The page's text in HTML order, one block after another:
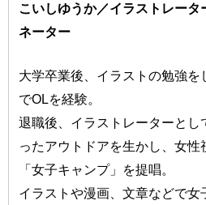
こいしゆうか／イラストレータ
ネーター
大学卒業後、イラストの勉強を
でOLを経験。
退職後、イラストレーターとし
ったアウトドアを生かし、女
「女子キャンプ」を提唱。
イラストや漫画、文章などで